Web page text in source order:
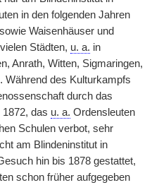
in den folgenden Jahren
Waisenhäuser und
Städten, u. a. in
Anrath, Witten, Sigmaringen,
Während des Kulturkampfs
durch das
das u. a. Ordensleuten
Schulen verbot, sehr
am Blindeninstitut in
hin bis 1878 gestattet,
schon früher aufgegeben